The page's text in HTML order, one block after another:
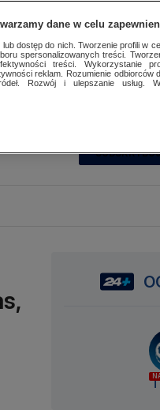
SUBSKRYBUJ
dane w celu
dostęp do nich. Tworzenie profili w
spersonalizowanych treści.
treści. Wykorzystanie
reklam. Rozumienie odbiorców
Rozwój i ulepszanie usług.